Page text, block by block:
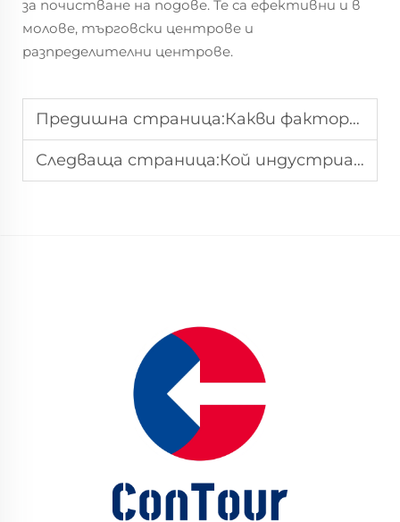
за почистване на подове. Те са ефективни и в
молове, търговски центрове и
разпределителни центрове.
Предишна страница:Какви фактори трябва да се вземат предвид при закупуване на почистваща техника за управление на имоти?
Следваща страница:Кой индустриален почистващ апарат за подове е подходящ за фабрични подове с петна от масло?